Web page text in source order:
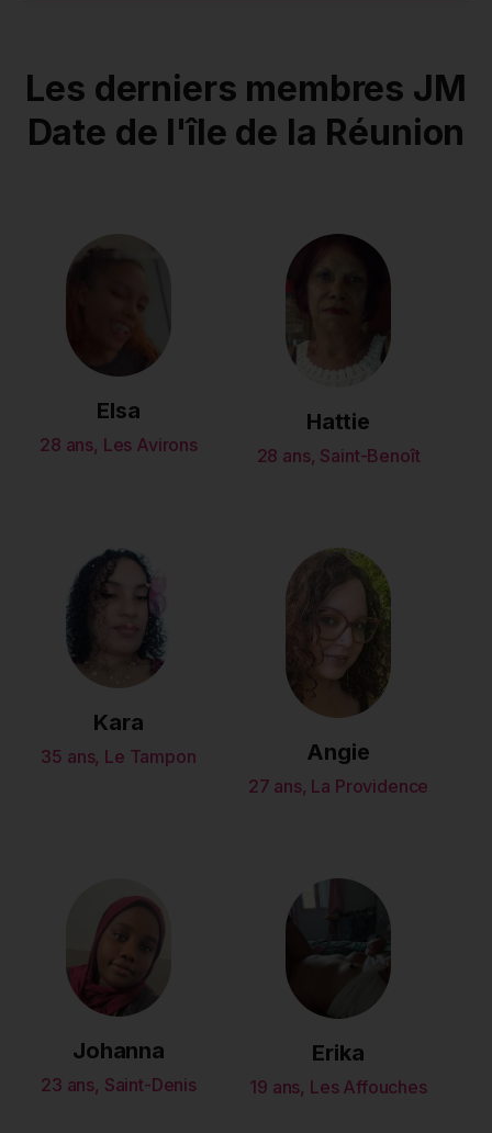
Les derniers membres JM
Date de l'île de la Réunion
Elsa
28 ans, Les Avirons
Hattie
28 ans, Saint-Benoît
Kara
35 ans, Le Tampon Angie
27 ans, La Providence
Johanna
23 ans, Saint-Denis
Erika
19 ans, Les Affouches